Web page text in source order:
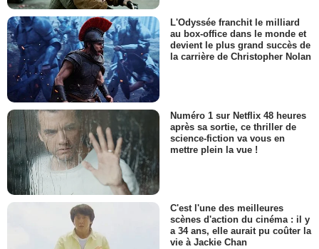
L'Odyssée franchit le milliard
au box-office dans le monde et
devient le plus grand succès de
la carrière de Christopher Nolan
Numéro 1 sur Netflix 48 heures
après sa sortie, ce thriller de
science-fiction va vous en
mettre plein la vue !
C'est l'une des meilleures
scènes d'action du cinéma : il y
a 34 ans, elle aurait pu coûter la
vie à Jackie Chan